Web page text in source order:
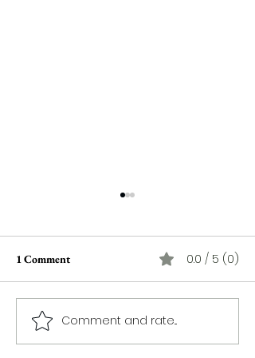
Le nouveau titre d'Afrah,
"Ya Loumima" : attrait pour
1 Comment 0.0 / 5 (0)
Comment and rate...